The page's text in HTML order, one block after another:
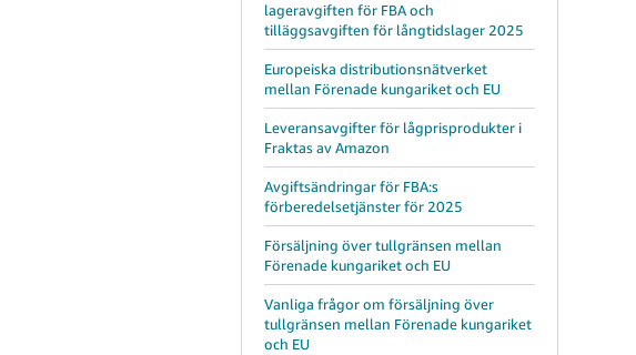
lageravgiften för FBA och
tilläggsavgiften för långtidslager 2025
Europeiska distributionsnätverket
mellan Förenade kungariket och EU
Leveransavgifter för lågprisprodukter i
Fraktas av Amazon
Avgiftsändringar för FBA:s
förberedelsetjänster för 2025
Försäljning över tullgränsen mellan
Förenade kungariket och EU
Vanliga frågor om försäljning över
tullgränsen mellan Förenade kungariket
och EU